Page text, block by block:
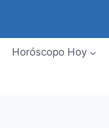
Horóscopo Hoy